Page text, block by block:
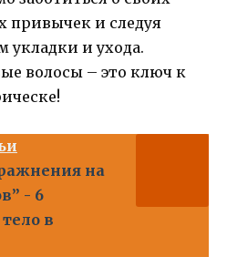
привычек и следуя
укладки и ухода.
волосы – это ключ к
на
- 6
в